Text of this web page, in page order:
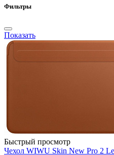
Фильтры
Показать
Быстрый просмотр
Чехол WIWU Skin New Pro 2